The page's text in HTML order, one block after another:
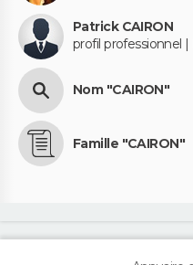
Patrick CAIRON
profil professionnel
Nom "CAIRON"
Famille "CAIRON"